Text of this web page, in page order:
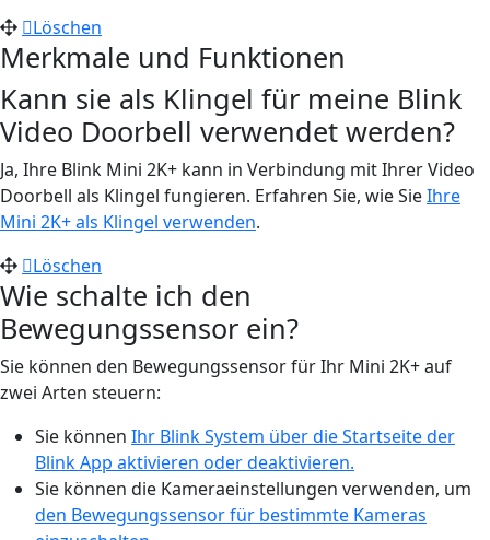
Löschen
Merkmale und Funktionen
Kann sie als Klingel für meine Blink
Video Doorbell verwendet werden?
Ja, Ihre Blink Mini 2K+ kann in Verbindung mit Ihrer Video
Doorbell als Klingel fungieren. Erfahren Sie, wie SieIhre
Mini 2K+ als Klingel verwenden.
Löschen
Wie schalte ich den
Bewegungssensor ein?
Sie können den Bewegungssensor für Ihr Mini 2K+ auf
zwei Arten steuern:
Sie können Ihr Blink System über die Startseite der
Blink App aktivieren oder deaktivieren.
Sie können die Kameraeinstellungen verwenden, um
den Bewegungssensor für bestimmte Kameras